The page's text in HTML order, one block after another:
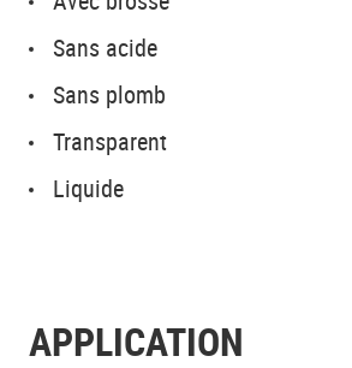
Sans acide
Sans plomb
Transparent
Liquide
APPLICATION